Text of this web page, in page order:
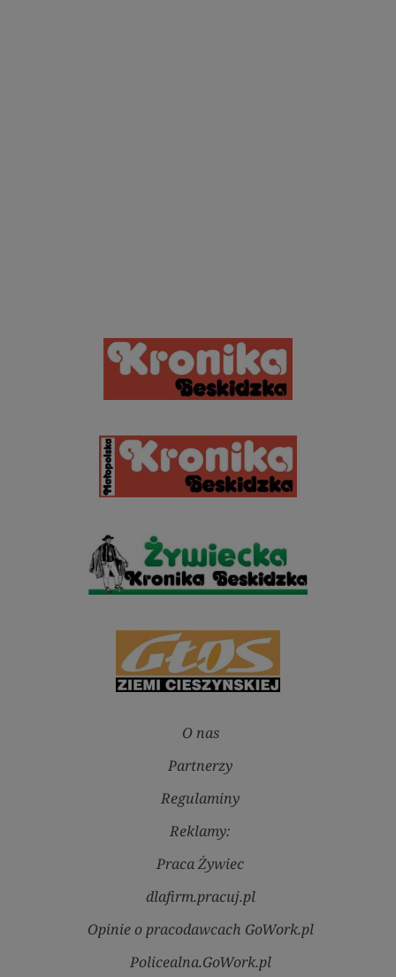
O nas
Partnerzy
Regulaminy
Reklamy:
Praca Żywiec
dlafirm.pracuj.pl
Opinie o pracodawcach GoWork.pl
Policealna.GoWork.pl